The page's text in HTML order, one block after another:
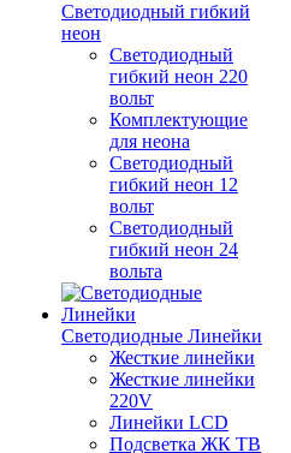
Светодиодный гибкий
неон
Светодиодный
гибкий неон 220
вольт
Комплектующие
для неона
Светодиодный
гибкий неон 12
вольт
Светодиодный
гибкий неон 24
вольта
Светодиодные Линейки
Жесткие линейки
Жесткие линейки
220V
Линейки LCD
Подсветка ЖК ТВ